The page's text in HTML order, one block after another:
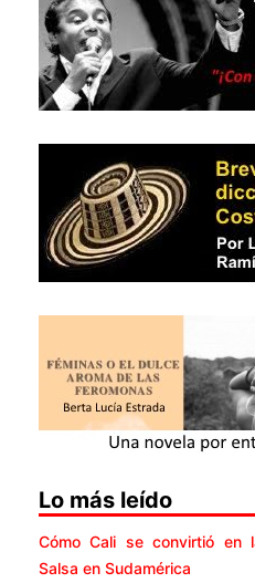
Lo más leído
Cómo Cali se convirtió en
Salsa en Sudamérica